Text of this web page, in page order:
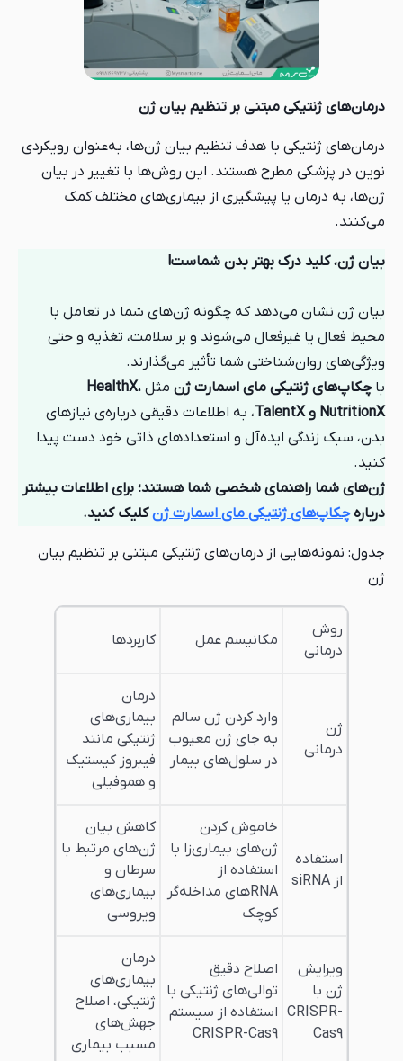
بر تنظیم بیان ژن
هدف تنظیم بیان ژن‌ها، به‌عنوان رویکردی
هستند. این روش‌ها با تغییر در بیان
پیشگیری از بیماری‌های مختلف کمک
بهتر بدن شماست!
که چگونه ژن‌های شما در تعامل با
می‌شوند و بر سلامت، تغذیه و حتی
شما تأثیر می‌گذارند.
مای اسمارت ژنمثلHealthX،
، به اطلاعات دقیقی درباره‌ی نیازهای
و استعدادهای ذاتی خود دست پیدا
شخصی شما هستند؛ برای اطلاعات بیشتر
مای اسمارت ژنکلیک کنید.
درمان‌های ژنتیکی مبتنی بر تنظیم بیان
مکانیسم عمل کاربردها
به جای ژن معیوب
در سلول‌های بیمار
بیماری‌های
ژنتیکی مانند
فیبروز کیستیک
RNAهای مداخله‌گر
کاهش بیان
ژن‌های مرتبط با
سرطان و
بیماری‌های
ویروسی
اصلاح دقیق
توالی‌های ژنتیکی با
استفاده از سیستم
CRISPR-Cas9
بیماری‌های
ژنتیکی، اصلاح
جهش‌های